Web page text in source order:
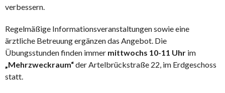
verbessern.
Regelmäßige Informationsveranstaltungen sowie eine
ärztliche Betreuung ergänzen das Angebot. Die
Übungsstunden finden immer mittwochs 10-11 Uhr im
„Mehrzweckraum“der Artelbrückstraße 22, im Erdgeschoss
statt.